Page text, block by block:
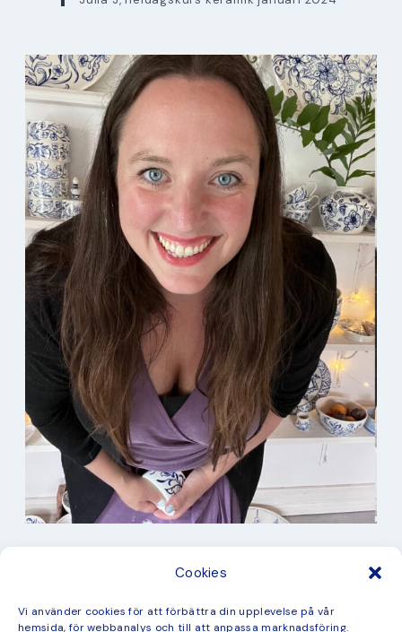
Cookies
Vi använder cookies för att förbättra din upplevelse på vår
hemsida, för webbanalys och till att anpassa marknadsföring.
Kurser
Måleri